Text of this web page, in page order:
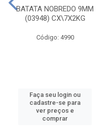
BATATA NOBREDO 9MM
(03948) CX\7X2KG
Código: 4990
Faça seu login ou
cadastre-se para
ver preços e
comprar